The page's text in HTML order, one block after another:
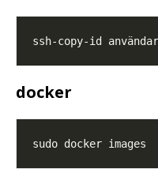
docker